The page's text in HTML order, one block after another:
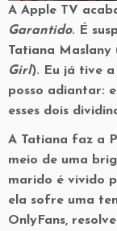
A Apple TV
Garantido. É
Tatiana Maslany
Girl). Eu já tive a
posso adiantar:
esses dois
A Tatiana faz a
meio de uma
marido é vivido
ela sofre uma
OnlyFans,